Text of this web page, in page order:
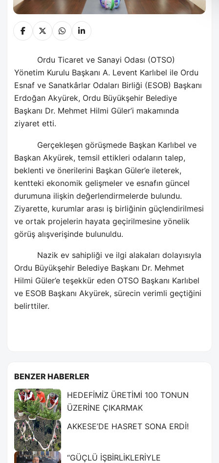
Ordu Ticaret ve Sanayi Odası (OTSO)
Yönetim Kurulu Başkanı A. Levent Karlıbel ile Ordu
Esnaf ve Sanatkârlar Odaları Birliği (ESOB) Başkanı
Erdoğan Akyürek, Ordu Büyükşehir Belediye
Başkanı Dr. Mehmet Hilmi Güler’i makamında
ziyaret etti.
Gerçekleşen görüşmede Başkan Karlıbel ve
Başkan Akyürek, temsil ettikleri odaların talep,
beklenti ve önerilerini Başkan Güler’e ileterek,
kentteki ekonomik gelişmeler ve esnafın güncel
durumuna ilişkin değerlendirmelerde bulundu.
Ziyarette, kurumlar arası iş birliğinin güçlendirilmesi
ve ortak projelerin hayata geçirilmesine yönelik
görüş alışverişinde bulunuldu.
Nazik ev sahipliği ve ilgi alakaları dolayısıyla
Ordu Büyükşehir Belediye Başkanı Dr. Mehmet
Hilmi Güler’e teşekkür eden OTSO Başkanı Karlıbel
ve ESOB Başkanı Akyürek, sürecin verimli geçtiğini
belirttiler.
BENZER HABERLER
HEDEFİMİZ ÜRETİMİ 100 TONUN
ÜZERİNE ÇIKARMAK
AKKESE’DE HASRET SONA ERDİ!
“GÜÇLÜ İŞBİRLİKLERİYLE